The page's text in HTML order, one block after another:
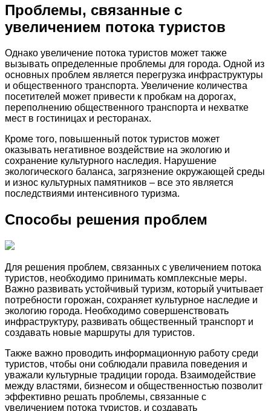
Проблемы, связанные с
увеличением потока туристов
Однако увеличение потока туристов может также
вызывать определенные проблемы для города. Одной из
основных проблем является перегрузка инфраструктуры
и общественного транспорта. Увеличение количества
посетителей может привести к пробкам на дорогах,
переполнению общественного транспорта и нехватке
мест в гостиницах и ресторанах.
Кроме того, повышенный поток туристов может
оказывать негативное воздействие на экологию и
сохранение культурного наследия. Нарушение
экологического баланса, загрязнение окружающей среды
и износ культурных памятников – все это является
последствиями интенсивного туризма.
Способы решения проблем
Для решения проблем, связанных с увеличением потока
туристов, необходимо принимать комплексные меры.
Важно развивать устойчивый туризм, который учитывает
потребности горожан, сохраняет культурное наследие и
экологию города. Необходимо совершенствовать
инфраструктуру, развивать общественный транспорт и
создавать новые маршруты для туристов.
Также важно проводить информационную работу среди
туристов, чтобы они соблюдали правила поведения и
уважали культурные традиции города. Взаимодействие
между властями, бизнесом и общественностью позволит
эффективно решать проблемы, связанные с
увеличением потока туристов, и создавать